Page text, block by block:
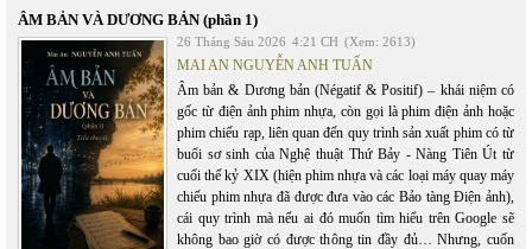
ÂM BẢN VÀ DƯƠNG BẢN (phần 1)
26 Tháng Sáu 2026 4:21 CH (Xem: 2613)
MAI AN NGUYỄN ANH TUẤN
Âm bản & Dương bản (Négatif & Positif) – khái niệm có
gốc từ điện ảnh phim nhựa, còn gọi là phim điện ảnh hoặc
phim chiếu rạp, liên quan đến quy trình sản xuất phim có từ
buổi sơ sinh của Nghệ thuật Thứ Bảy - Nàng Tiên Út từ
cuối thế kỷ XIX (hiện phim nhựa và các loại máy quay máy
chiếu phim nhựa đã được đưa vào các Bảo tàng Điện ảnh),
cái quy trình mà nếu ai đó muốn tìm hiểu trên Google sẽ
không bao giờ có được thông tin đầy đủ… Nhưng, cuốn